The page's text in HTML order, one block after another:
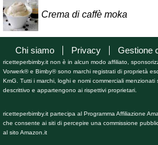
Crema di caffè moka
Chi siamo Privacy Gestione
ricetteperbimby.it non è in alcun modo affiliato,
Vorwerk® e Bimby® sono marchi registrati di proprietà
KmG. Tutti i marchi, loghi e nomi commerciali
descrittivo e appartengono ai rispettivi proprietari.
ricetteperbimby.it partecipa al Programma Affiliazione
che consente ai siti di percepire una commissione
al sito Amazon.it